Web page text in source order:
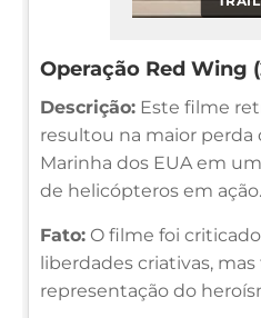
Operação Red Wing
Descrição: Este filme
resultou na maior perda
Marinha dos EUA em
de helicópteros em ação.
Fato: O filme foi
liberdades criativas,
representação do